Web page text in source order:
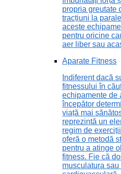
propria greutate
tracțiuni la
aceste
pentru oricine
aer liber sau
Aparate Fitness
Indiferent dacă
fitnessului în
echipamente de
începător
viață mai
reprezintă un
regim de
oferă o metodă
pentru a atinge
fitness. Fie că
musculatura